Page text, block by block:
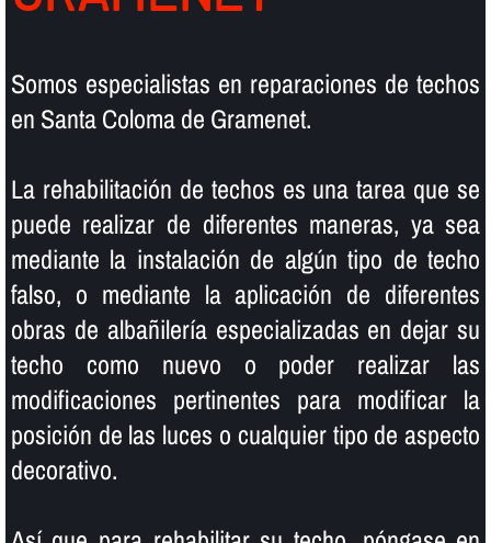
Somos especialistas en reparaciones de techos
en Santa Coloma de Gramenet.
La rehabilitación de techos es una tarea que se
puede realizar de diferentes maneras, ya sea
mediante la instalación de algún tipo de techo
falso, o mediante la aplicación de diferentes
obras de albañilerí­a especializadas en dejar su
techo como nuevo o poder realizar las
modificaciones pertinentes para modificar la
posición de las luces o cualquier tipo de aspecto
decorativo.